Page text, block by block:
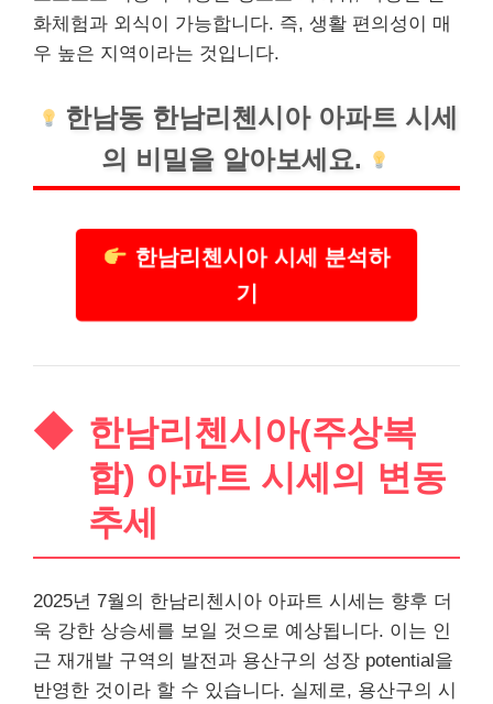
화체험과 외식이 가능합니다. 즉, 생활 편의성이 매
우 높은 지역이라는 것입니다.
한남동 한남리첸시아 아파트 시세
의 비밀을 알아보세요.
한남리첸시아 시세 분석하
기
한남리첸시아(주상복
합) 아파트 시세의 변동
추세
2025년 7월의 한남리첸시아 아파트 시세는 향후 더
욱 강한 상승세를 보일 것으로 예상됩니다. 이는 인
근 재개발 구역의 발전과 용산구의 성장 potential을
반영한 것이라 할 수 있습니다. 실제로, 용산구의 시